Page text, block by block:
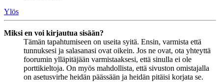
Ylös
Miksi en voi kirjautua sisään?
Tämän tapahtumiseen on useita syitä. Ensin, varmista että
tunnuksesi ja salasanasi ovat oikein. Jos ne ovat, ota yhteyttä
foorumin ylläpitäjään varmistaaksesi, että sinulla ei ole
porttikieltoja. On myös mahdollista, että sivuston omistajalla
on asetusvirhe heidän päässään ja heidän pitäisi korjata se.